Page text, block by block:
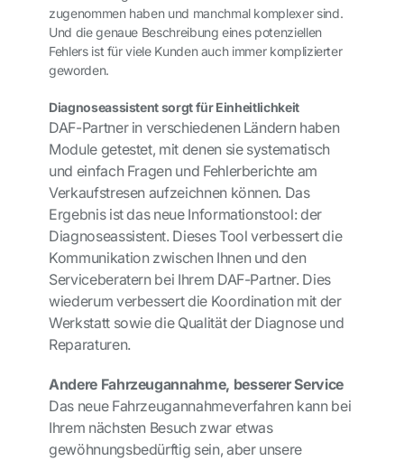
zugenommen haben und manchmal komplexer sind.
Und die genaue Beschreibung eines potenziellen
Fehlers ist für viele Kunden auch immer komplizierter
geworden.
Diagnoseassistent sorgt für Einheitlichkeit
DAF-Partner in verschiedenen Ländern haben
Module getestet, mit denen sie systematisch
und einfach Fragen und Fehlerberichte am
Verkaufstresen aufzeichnen können. Das
Ergebnis ist das neue Informationstool: der
Diagnoseassistent. Dieses Tool verbessert die
Kommunikation zwischen Ihnen und den
Serviceberatern bei Ihrem DAF-Partner. Dies
wiederum verbessert die Koordination mit der
Werkstatt sowie die Qualität der Diagnose und
Reparaturen.
Andere Fahrzeugannahme, besserer Service
Das neue Fahrzeugannahmeverfahren kann bei
Ihrem nächsten Besuch zwar etwas
gewöhnungsbedürftig sein, aber unsere